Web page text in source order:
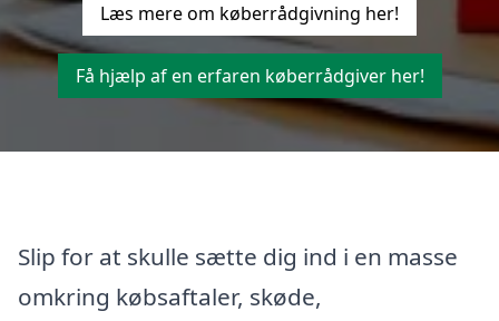
Læs mere om køberrådgivning her!
Få hjælp af en erfaren køberrådgiver her!
Slip for at skulle sætte dig ind i en masse
omkring købsaftaler, skøde,